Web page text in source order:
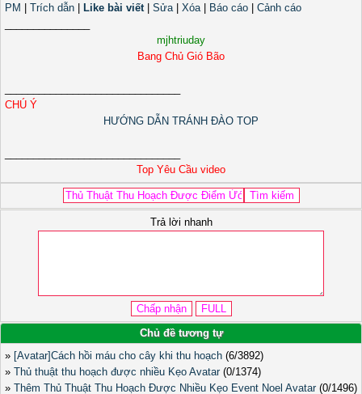
PM
Trích dẫn Like bài viết| Sửa| Xóa| Báo cáo
Cảnh cáo
mjhtriuday
Bang Chủ Gió Bão
CHÚ Ý
HƯỚNG DẪN TRÁNH ĐÀO TOP
Top Yêu Cầu video
Trả lời nhanh
Chủ đề tương tự
» [Avatar]Cách hồi máu cho cây khi thu hoạch (6/3892)
» Thủ thuật thu hoạch được nhiều Kẹo Avatar(0/1374)
» Thêm Thủ Thuật Thu Hoạch Được Nhiều Kẹo Event Noel Avatar(0/1496)